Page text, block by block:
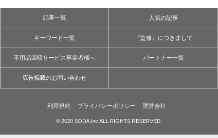
記事一覧 人気の記事
キーワード一覧 『監修』につきまして
不用品回収サービス事業者様へ パートナー一覧
広告掲載のお問い合わせ
利用規約 プライバシーポリシー 運営会社
© 2020 SODA.Inc ALL RIGHTS RESERVED.